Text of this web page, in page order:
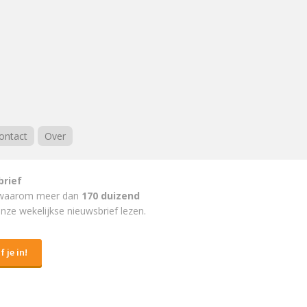
Over
meer dan 170 duizend
wekelijkse nieuwsbrief lezen.
je in!